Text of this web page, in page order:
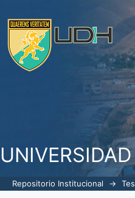
Repositorio Institucional →